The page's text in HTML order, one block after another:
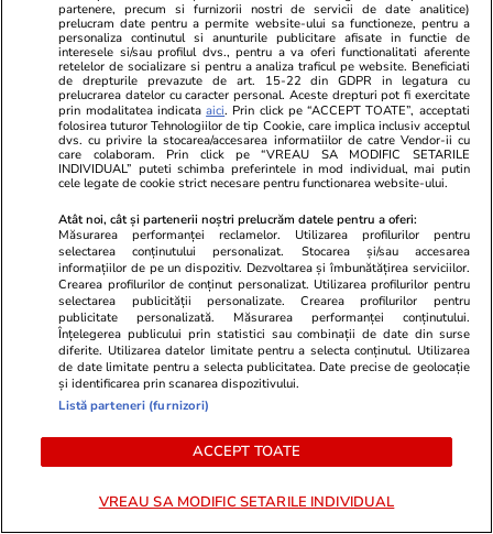
Sănătate și Fitness 29 iul.
A doua zi de grevă în Sănătate:
„Avem colegi care ne-au murit în
spital”. Mărturii cutremurătoare
de la Spitalul Bagdasar-Arseni
Lifestyle
Ce
cumpără o
partenere, precum si furnizorii nostri de servicii de date analitice)
prelucram date pentru a permite website-ului sa functioneze, pentru a
personaliza continutul si anunturile publicitare afisate in functie de
interesele si/sau profilul dvs., pentru a va oferi functionalitati aferente
retelelor de socializare si pentru a analiza traficul pe website. Beneficiati
de drepturile prevazute de art. 15-22 din GDPR in legatura cu
prelucrarea datelor cu caracter personal. Aceste drepturi pot fi exercitate
prin modalitatea indicataaici. Prin click pe “ACCEPT TOATE”, acceptati
folosirea tuturor Tehnologiilor de tip Cookie, care implica inclusiv acceptul
dvs. cu privire la stocarea/accesarea informatiilor de catre Vendor-ii cu
care colaboram. Prin click pe “VREAU SA MODIFIC SETARILE
INDIVIDUAL” puteti schimba preferintele in mod individual, mai putin
cele legate de cookie strict necesare pentru functionarea website-ului.
Atât noi, cât și partenerii noștri prelucrăm datele pentru a oferi:
Măsurarea performanței reclamelor. Utilizarea profilurilor pentru
selectarea conținutului personalizat. Stocarea și/sau accesarea
informațiilor de pe un dispozitiv. Dezvoltarea și îmbunătățirea serviciilor.
Crearea profilurilor de conținut personalizat. Utilizarea profilurilor pentru
selectarea publicității personalizate. Crearea profilurilor pentru
publicitate personalizată. Măsurarea performanței conținutului.
Înțelegerea publicului prin statistici sau combinații de date din surse
diferite. Utilizarea datelor limitate pentru a selecta conținutul. Utilizarea
de date limitate pentru a selecta publicitatea. Date precise de geolocație
și identificarea prin scanarea dispozitivului.
Listă parteneri (furnizori)
ACCEPT TOATE
VREAU SA MODIFIC SETARILE INDIVIDUAL